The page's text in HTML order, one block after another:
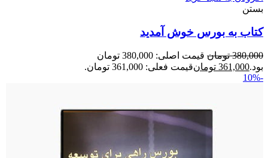
بستن
کتاب به بورس خوش آمدید
380,000 تومان
قیمت اصلی: 380,000 تومان
بود.361,000 تومانقیمت فعلی: 361,000 تومان.
-10%